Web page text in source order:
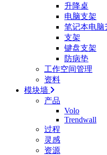
升降桌
电脑支架
笔记本电脑
支架
键盘支架
防病垫
工作空间管理
资料
模块墙
产品
Volo
Trendwall
过程
灵感
资源